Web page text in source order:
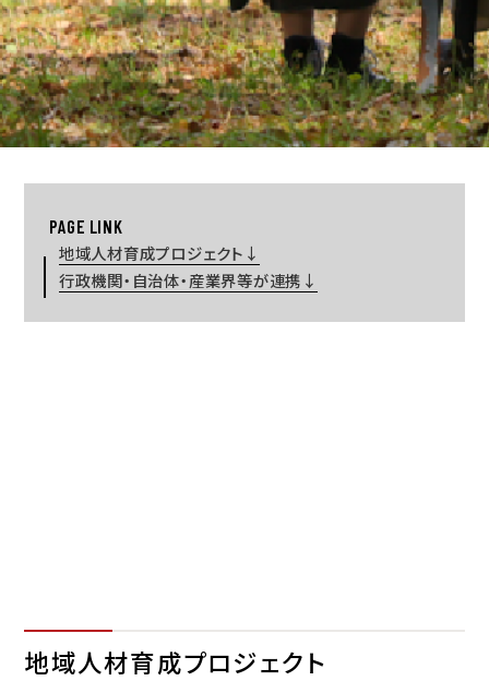
地域人材育成プロジェクト
行政機関・自治体・産業界等が連携
地域人材育成プロジェクト